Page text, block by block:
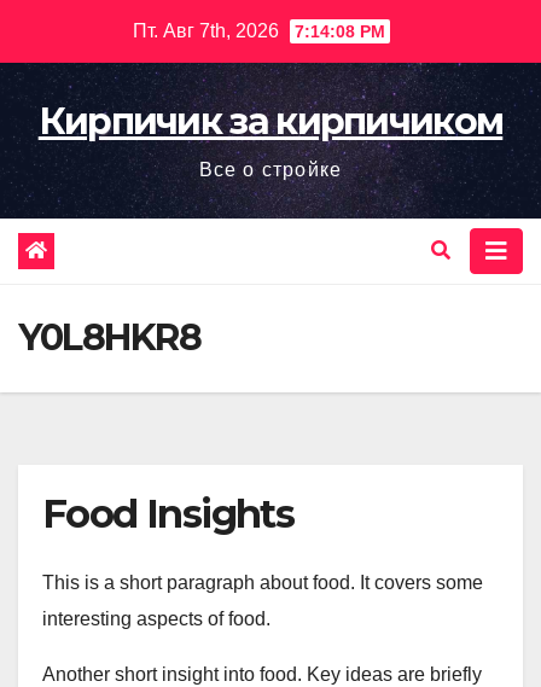
содержимому
Пт. Авг 7th, 2026 7:14:09 PM
Кирпичик за кирпичиком
Все о стройке
Y0L8HKR8
Food Insights
This is a short paragraph about food. It covers some
interesting aspects of food.
Another short insight into food. Key ideas are briefly